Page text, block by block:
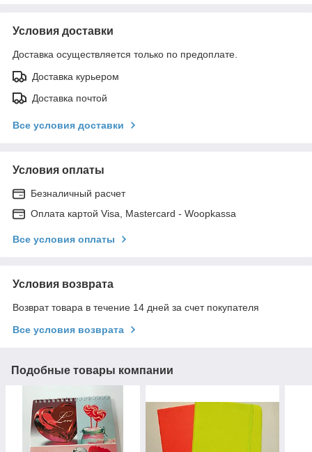
Условия доставки
Доставка осуществляется только по предоплате.
Доставка курьером
Доставка почтой
Все условия доставки
Условия оплаты
Безналичный расчет
Оплата картой Visa, Mastercard - Woopkassa
Все условия оплаты
Условия возврата
Возврат товара в течение 14 дней за счет покупателя
Все условия возврата
Подобные товары компании